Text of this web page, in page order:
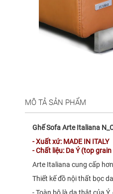
MÔ TẢ SẢN PHẨM
Ghế Sofa Arte Italiana
- Xuất xứ: MADE IN ITALY
- Chất liệu: Da Ý (top
Arte Italiana cung cấp
Thiết kế đồ nội thất bọc